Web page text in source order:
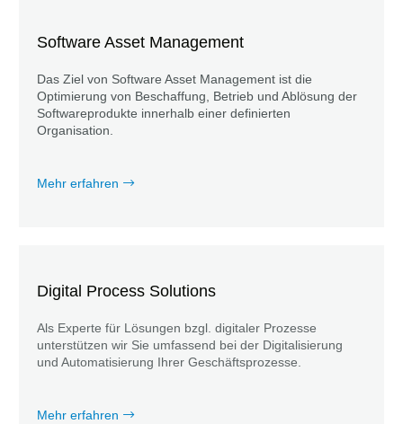
Digital Process Solutions
Als Experte für Lösungen bzgl. digitaler Prozesse
unterstützen wir Sie umfassend bei der Digitalisierung
und Automatisierung Ihrer Geschäftsprozesse.
Mehr erfahren
Software Asset Management
Das Ziel von Software Asset Management ist die
Optimierung von Beschaffung, Betrieb und Ablösung der
Softwareprodukte innerhalb einer definierten
Organisation.
Mehr erfahren